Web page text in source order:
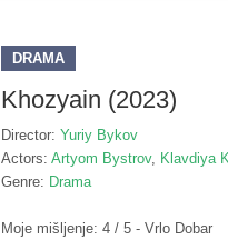
DRAMA
Khozyain (2023)
Director: Yuriy Bykov
Actors: Artyom Bystrov, Klavdiya
Genre: Drama
Moje mišljenje: 4 / 5 - Vrlo Dobar